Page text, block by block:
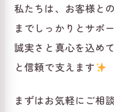
私たちは、お客様と
までしっかりとサポ
誠実さと真心を込め
と信頼で支えます
まずはお気軽にご相